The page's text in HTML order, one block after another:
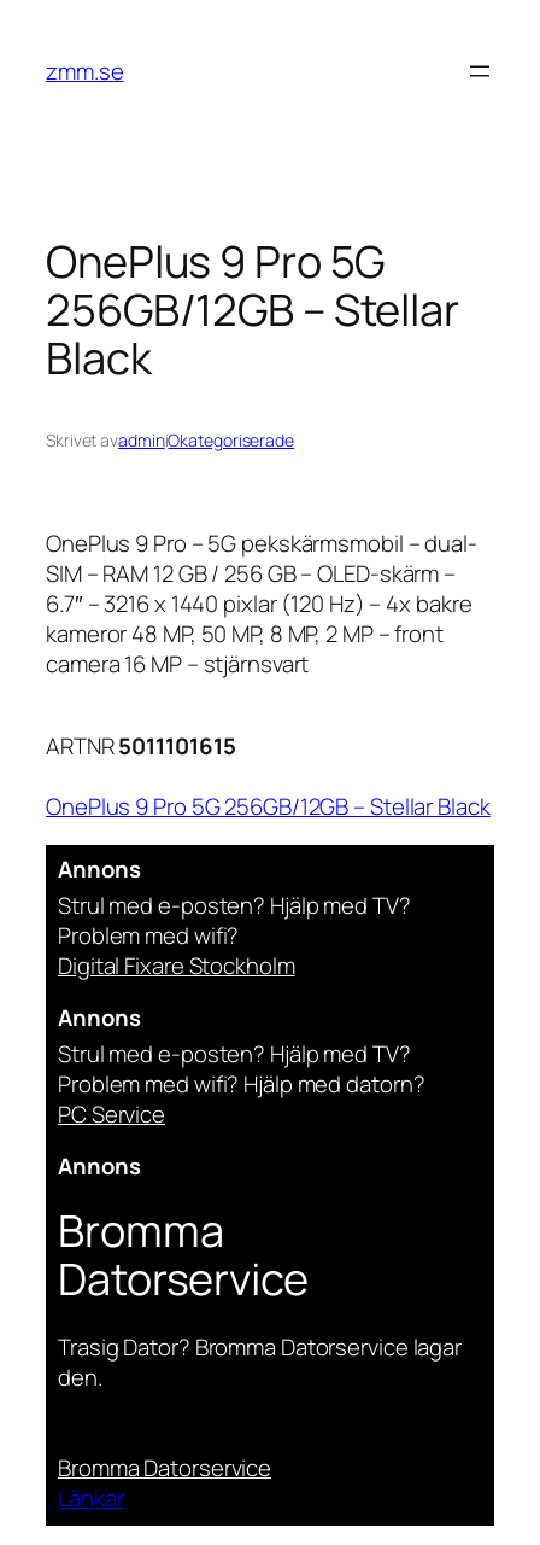
innehåll
zmm.se
OnePlus 9 Pro 5G
256GB/12GB – Stellar
Black
Skrivet avadminiOkategoriserade
OnePlus 9 Pro – 5G pekskärmsmobil – dual-
SIM – RAM 12 GB / 256 GB – OLED-skärm –
6.7″ – 3216 x 1440 pixlar (120 Hz) – 4x bakre
kameror 48 MP, 50 MP, 8 MP, 2 MP – front
camera 16 MP – stjärnsvart
ARTNR5011101615
OnePlus 9 Pro 5G 256GB/12GB – Stellar Black
Annons
Strul med e-posten? Hjälp med TV?
Problem med wifi?
Digital Fixare Stockholm
Annons
Strul med e-posten? Hjälp med TV?
Problem med wifi? Hjälp med datorn?
PC Service
Annons
Bromma
Datorservice
Trasig Dator? Bromma Datorservice lagar
den.
Bromma Datorservice
Länkar